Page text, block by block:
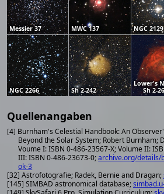
Messier 37 MWC 137 NGC 2129
NGC 2266 Sh 2-242
Lower's
Sh 2-
Quellenangaben
[4] Burnham's Celestial Handbook: An
Beyond the Solar System; Robert Burnham;
Voume I: ISBN 0-486-23567-X; Volume II:
III: ISBN 0-486-23673-0;archive.org/details/
ok-3
[32] Astrofotografie; Radek, Bernie and Dragan;
[145] SIMBAD astronomical database;